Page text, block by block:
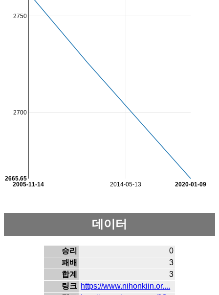
2014-05-13
2005-11-14 2020-01-09
2700
2750
2665.65
데이터
승리
0
패배
3
합계
3
링크 https://www.nihonkiin.or....